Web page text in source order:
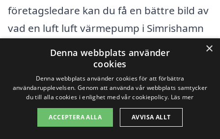
företagsledare kan du få en bättre bild av
vad en luft luft värmepump i Simrishamn
kan kosta. Vår plattform gör det enkelt för
dig att samla in offerter och få
information om de bästa företagen i ditt
område. På så sätt kan du göra ett klokt
val och få en värmepump som passar just
×
Denna webbplats använder
cookies
Denna webbplats använder cookies för att förbättra
användarupplevelsen. Genom att använda vår webbplats samtycker
du till alla cookies i enlighet med vår cookiepolicy. Läs mer
ACCEPTERA ALLA AVVISA ALLT